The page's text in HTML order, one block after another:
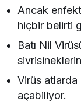
Ancak
hiçbir belirti
Batı Nil
sivrisineklerin
Virüs atlarda
açabiliyor.